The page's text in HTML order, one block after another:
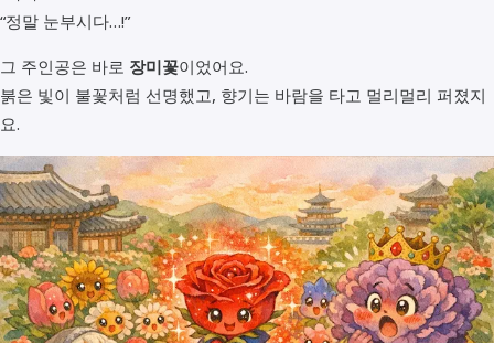
“정말 눈부시다…!”
그 주인공은 바로 장미꽃이었어요.
붉은 빛이 불꽃처럼 선명했고, 향기는 바람을 타고 멀리멀리 퍼졌지
요.